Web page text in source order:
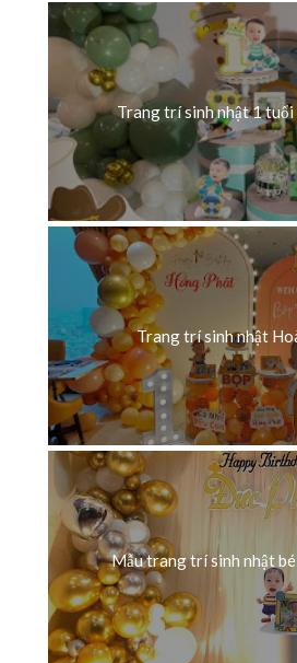
Trang trí sinh nhật 1 tuổi
Trang trí sinh nhật
Mẫu trang trí sinh nhật